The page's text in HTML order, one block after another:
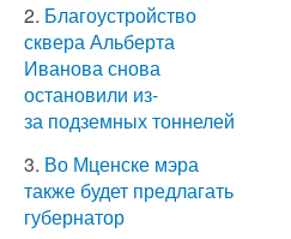
2. Благоустройство
сквера Альберта
Иванова снова
остановили из-
за подземных тоннелей
3. Во Мценске мэра
также будет предлагать
губернатор